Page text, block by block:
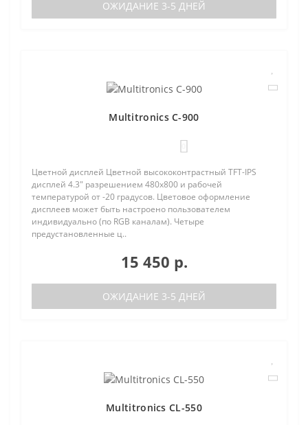
ОЖИДАНИЕ 3-5 ДНЕЙ
Multitronics C-900
Цветной дисплей Цветной высококонтрастный TFT-IPS
дисплей 4.3" разрешением 480х800 и рабочей
температурой от -20 градусов. Цветовое оформление
дисплеев может быть настроено пользователем
индивидуально (по RGB каналам). Четыре
предустановленные ц..
15 450 р.
ОЖИДАНИЕ 3-5 ДНЕЙ
Multitronics CL-550